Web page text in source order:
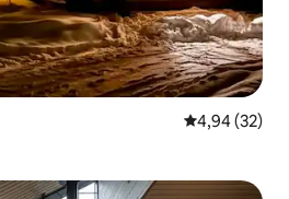
Средна
4,94 (32)